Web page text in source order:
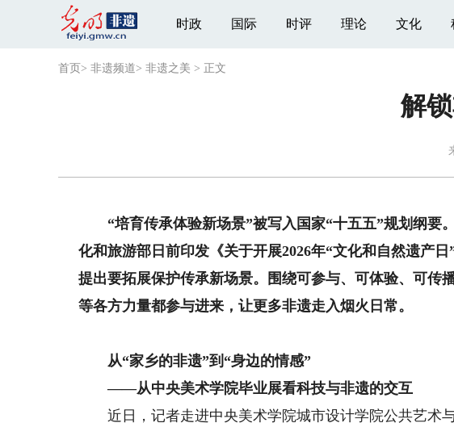
时政 国际 时评 理论 文化
首页 > 非遗频道> 非遗之美 > 正文
解
“培育传承体验新场景”被写入国家“十五五”规划纲要
化和旅游部日前印发《关于开展2026年“文化和自然遗产
提出要拓展保护传承新场景。围绕可参与、可体验、可传
等各方力量都参与进来，让更多非遗走入烟火日常。
从“家乡的非遗”到“身边的情感”
——从中央美术学院毕业展看科技与非遗的交互
近日，记者走进中央美术学院城市设计学院公共艺术